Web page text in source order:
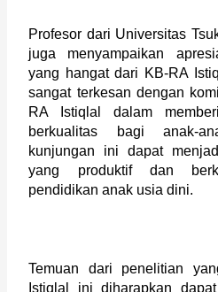
Profesor dari Universitas
juga menyampaikan
yang hangat dari KB-RA
sangat terkesan dengan
RA Istiqlal dalam
berkualitas bagi anak-
kunjungan ini dapat
yang produktif dan
pendidikan anak usia dini.
Temuan dari penelitian
Istiqlal ini diharapkan